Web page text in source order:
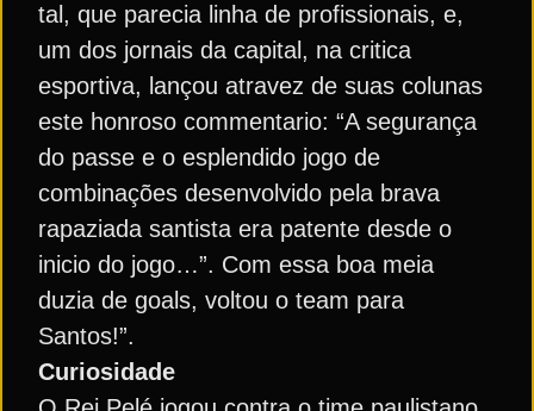
tal, que parecia linha de profissionais, e,
um dos jornais da capital, na critica
esportiva, lançou atravez de suas colunas
este honroso commentario: “A segurança
do passe e o esplendido jogo de
combinações desenvolvido pela brava
rapaziada santista era patente desde o
inicio do jogo…”. Com essa boa meia
duzia de goals, voltou o team para
Santos!”.
Curiosidade